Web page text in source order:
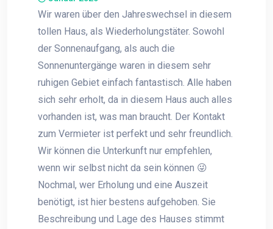
Wir waren über den Jahreswechsel in diesem
tollen Haus, als Wiederholungstäter. Sowohl
der Sonnenaufgang, als auch die
Sonnenuntergänge waren in diesem sehr
ruhigen Gebiet einfach fantastisch. Alle haben
sich sehr erholt, da in diesem Haus auch alles
vorhanden ist, was man braucht. Der Kontakt
zum Vermieter ist perfekt und sehr freundlich.
Wir können die Unterkunft nur empfehlen,
wenn wir selbst nicht da sein können 😜
Nochmal, wer Erholung und eine Auszeit
benötigt, ist hier bestens aufgehoben. Sie
Beschreibung und Lage des Hauses stimmt